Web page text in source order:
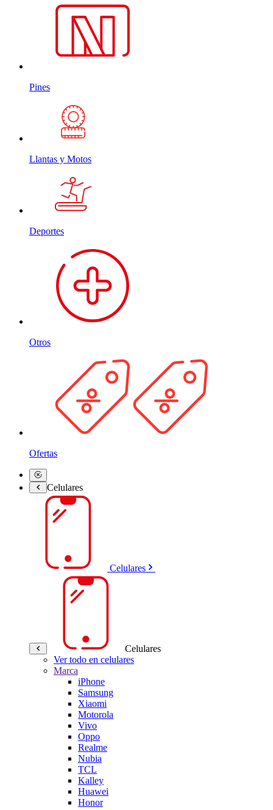
Pines
Llantas y Motos
Deportes
Otros
Ofertas
Celulares
Celulares
Celulares
Ver todo en celulares
Marca
iPhone
Samsung
Xiaomi
Motorola
Vivo
Oppo
Realme
Nubia
TCL
Kalley
Huawei
Honor